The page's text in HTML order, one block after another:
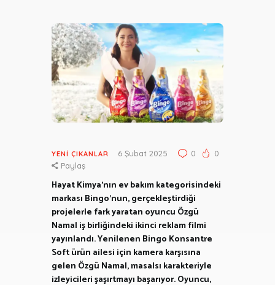
HAKKIMDA
İLETIŞIM
YENI ÇIKANLAR 6 Şubat 2025 0
0
Paylaş
Hayat Kimya’nın ev bakım kategorisindeki
markası Bingo’nun, gerçekleştirdiği
projelerle fark yaratan oyuncu Özgü
Namal iş birliğindeki ikinci reklam filmi
yayınlandı. Yenilenen Bingo Konsantre
Soft ürün ailesi için kamera karşısına
gelen Özgü Namal, masalsı karakteriyle
izleyicileri şaşırtmayı başarıyor. Oyuncu,